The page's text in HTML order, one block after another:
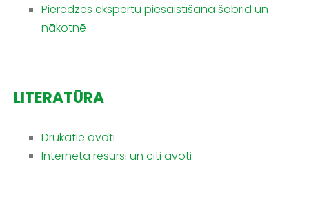
Pieredzes ekspertu piesaistīšana šobrīd un
nākotnē
LITERATŪRA
Drukātie avoti
Interneta resursi un citi avoti